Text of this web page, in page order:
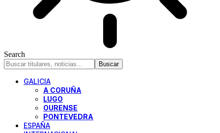
Search
GALICIA
A CORUÑA
LUGO
OURENSE
PONTEVEDRA
ESPAÑA